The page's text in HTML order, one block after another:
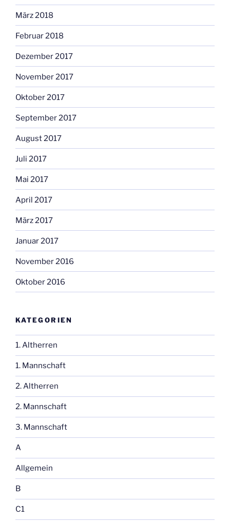
März 2018
Februar 2018
Dezember 2017
November 2017
Oktober 2017
September 2017
August 2017
Juli 2017
Mai 2017
April 2017
März 2017
Januar 2017
November 2016
Oktober 2016
KATEGORIEN
1. Altherren
1. Mannschaft
2. Altherren
2. Mannschaft
3. Mannschaft
A
Allgemein
B
C1